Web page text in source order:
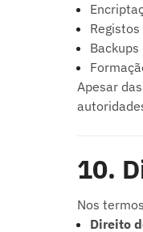
Apesar
10.
Nos
Direito